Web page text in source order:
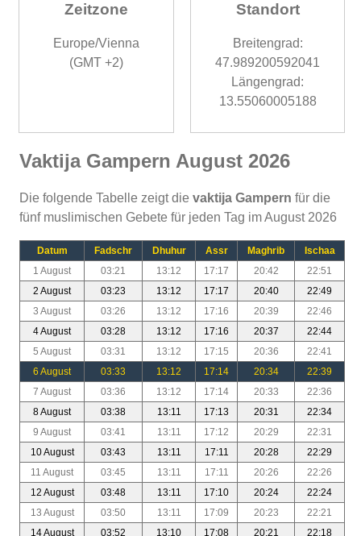
Zeitzone
Europe/Vienna
(GMT +2)
Standort
Breitengrad:
47.989200592041
Längengrad:
13.55060005188
Vaktija Gampern August 2026
Die folgende Tabelle zeigt die vaktija Gampern für die
fünf muslimischen Gebete für jeden Tag im August 2026
Datum Fadschr Dhuhur Assr Maghrib
Ischaa
1 August
03:21 13:12 17:17 20:42
22:51
2 August
03:23 13:12 17:17 20:40
22:49
3 August
03:26 13:12 17:16 20:39
22:46
4 August
03:28 13:12 17:16 20:37
22:44
5 August
03:31 13:12 17:15 20:36
22:41
6 August
03:33 13:12 17:14 20:34
22:39
7 August
03:36 13:12 17:14 20:33
22:36
8 August
03:38 13:11 17:13 20:31
22:34
9 August
03:41 13:11 17:12 20:29
22:31
10 August
03:43 13:11 17:11 20:28
22:29
11 August
03:45 13:11 17:11 20:26
22:26
12 August
03:48 13:11 17:10 20:24
22:24
13 August
03:50 13:11 17:09 20:23
22:21
14 August
03:52 13:10 17:08 20:21 22:18